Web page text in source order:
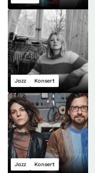
Jazz Konsert
Jazz Konsert